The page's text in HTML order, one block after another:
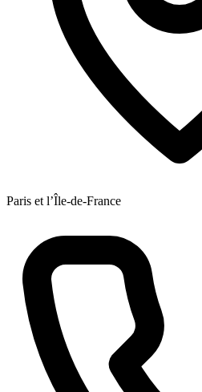
Paris et l’Île-de-France